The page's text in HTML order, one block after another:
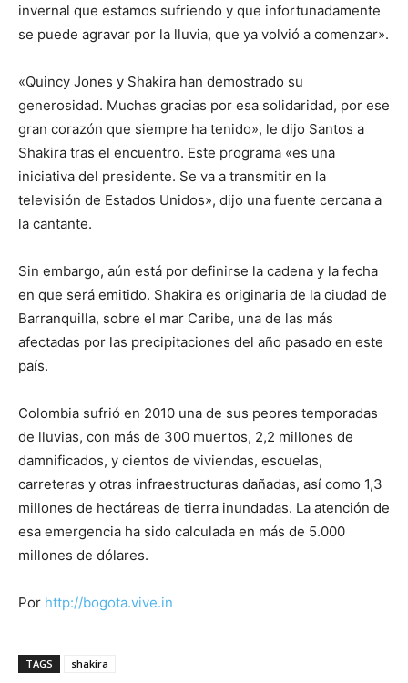
invernal que estamos sufriendo y que infortunadamente
se puede agravar por la lluvia, que ya volvió a comenzar».
«Quincy Jones y Shakira han demostrado su
generosidad. Muchas gracias por esa solidaridad, por ese
gran corazón que siempre ha tenido», le dijo Santos a
Shakira tras el encuentro. Este programa «es una
iniciativa del presidente. Se va a transmitir en la
televisión de Estados Unidos», dijo una fuente cercana a
la cantante.
Sin embargo, aún está por definirse la cadena y la fecha
en que será emitido. Shakira es originaria de la ciudad de
Barranquilla, sobre el mar Caribe, una de las más
afectadas por las precipitaciones del año pasado en este
país.
Colombia sufrió en 2010 una de sus peores temporadas
de lluvias, con más de 300 muertos, 2,2 millones de
damnificados, y cientos de viviendas, escuelas,
carreteras y otras infraestructuras dañadas, así como 1,3
millones de hectáreas de tierra inundadas. La atención de
esa emergencia ha sido calculada en más de 5.000
millones de dólares.
Por http://bogota.vive.in
TAGS shakira